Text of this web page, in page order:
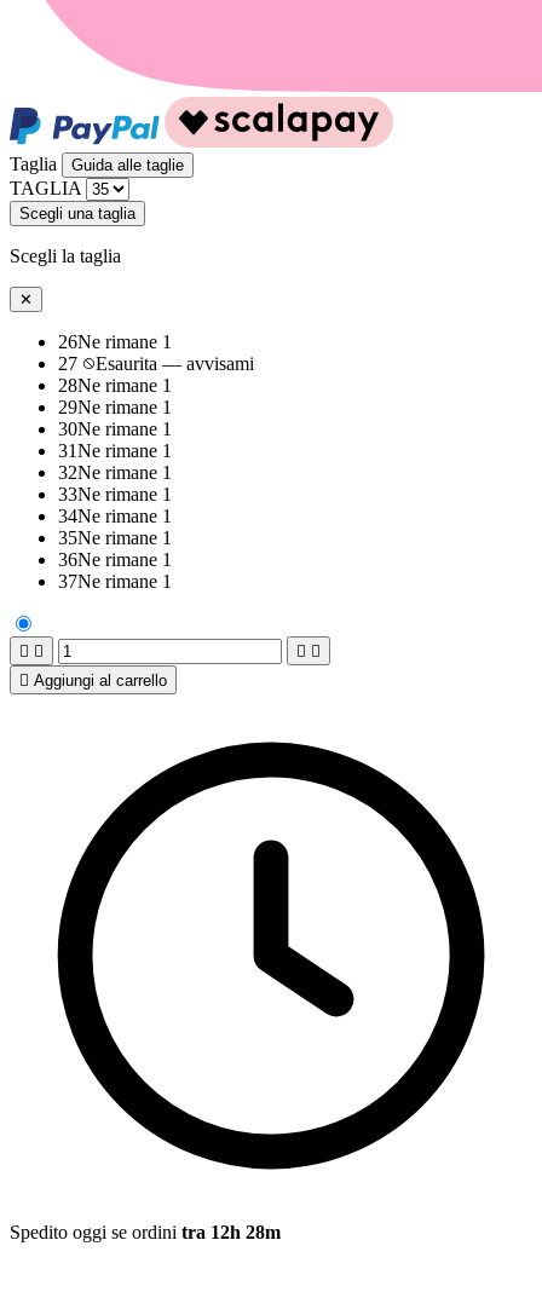
Taglia Guida alle taglie
TAGLIA
Scegli una taglia
Scegli la taglia
✕
26Ne rimane 1
27
Esaurita — avvisami
28Ne rimane 1
29Ne rimane 1
30Ne rimane 1
31Ne rimane 1
32Ne rimane 1
33Ne rimane 1
34Ne rimane 1
35Ne rimane 1
36Ne rimane 1
37Ne rimane 1
   
 Aggiungi al carrello
Spedito oggi se ordini tra 12h 28m